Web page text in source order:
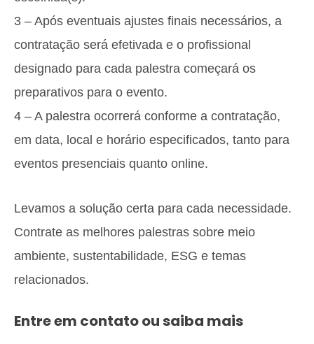
3 – Após eventuais ajustes finais necessários, a
contratação será efetivada e o profissional
designado para cada palestra começará os
preparativos para o evento.
4 – A palestra ocorrerá conforme a contratação,
em data, local e horário especificados, tanto para
eventos presenciais quanto online.
Levamos a solução certa para cada necessidade.
Contrate as melhores palestras sobre meio
ambiente, sustentabilidade, ESG e temas
relacionados.
Entre em contato ou saiba mais